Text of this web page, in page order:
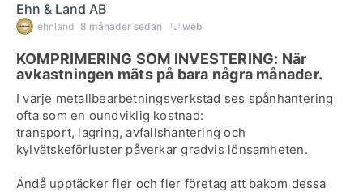
Ehn & Land AB
ehnland 8 månader sedan web
KOMPRIMERING SOM INVESTERING: När
avkastningen mäts på bara några månader.
I varje metallbearbetningsverkstad ses spånhantering
ofta som en oundviklig kostnad:
transport, lagring, avfallshantering och
kylvätskeförluster påverkar gradvis lönsamheten.
Ändå upptäcker fler och fler företag att bakom dessa